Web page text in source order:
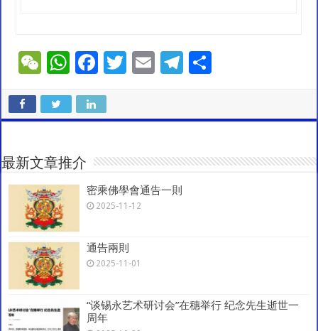
W
C
h
at
W
at
sA
p
p
F
e
b
o
k
T
er
E
l
T
gr
a
e
最新文章推介
密乘佛學會通告一則
2025-11-12
通告兩則
2025-11-01
“谈锡永艺术研讨会”在穗举行 纪念先生逝世一
周年